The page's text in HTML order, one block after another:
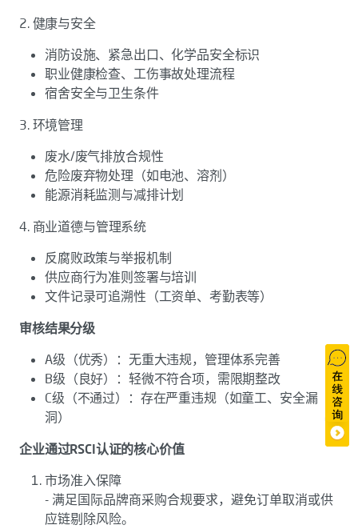
2. 健康与安全
消防设施、紧急出口、化学品安全标识
职业健康检查、工伤事故处理流程
宿舍安全与卫生条件
3. 环境管理
废水/废气排放合规性
危险废弃物处理（如电池、溶剂）
能源消耗监测与减排计划
4. 商业道德与管理系统
反腐败政策与举报机制
供应商行为准则签署与培训
文件记录可追溯性（工资单、考勤表等）
审核结果分级
A级（优秀）：无重大违规，管理体系完善
B级（良好）：轻微不符合项，需限期整改
C级（不通过）：存在严重违规（如童工、安全漏
洞）
企业通过RSCI认证的核心价值
市场准入保障
- 满足国际品牌商采购合规要求，避免订单取消或供
应链剔除风险。